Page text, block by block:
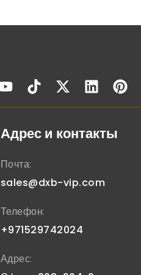
Адрес и контакты
Почта:
sales@dxb-vip.com
Телефон:
+971529742024
Адрес: